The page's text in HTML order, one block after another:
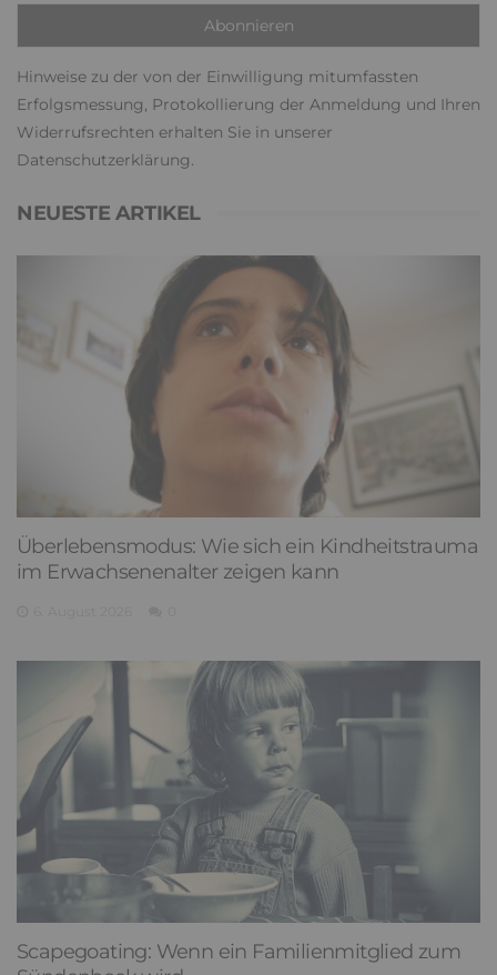
Hinweise zu der von der Einwilligung mitumfassten
Erfolgsmessung, Protokollierung der Anmeldung und Ihren
Widerrufsrechten erhalten Sie in unserer
Datenschutzerklärung.
NEUESTE ARTIKEL
Überlebensmodus: Wie sich ein Kindheitstrauma
im Erwachsenenalter zeigen kann
Scapegoating: Wenn ein Familienmitglied zum